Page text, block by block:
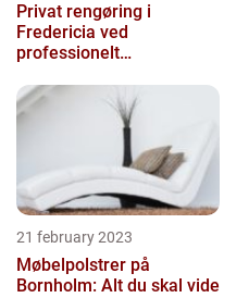
Privat rengøring i
Fredericia ved
professionelt
21 february 2023
Møbelpolstrer på
Bornholm: Alt du skal vide